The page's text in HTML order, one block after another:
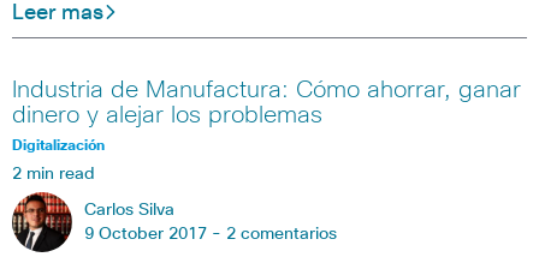
Leer mas
Industria de Manufactura: Cómo ahorrar, ganar
dinero y alejar los problemas
Digitalización
2 min read
Carlos Silva
9 October 2017 - 2 comentarios